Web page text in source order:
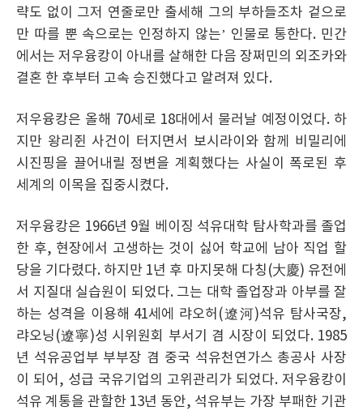
략도 없이 그저 연줄로만 출세해 그의 부하들조차 겉으로
만 따를 뿐 속으로는 인정하지 않는’ 인물로 통한다. 민간
에서는 저우융캉이 아내를 살해한 다음 장쩌민의 외조카와
결혼 한 후부터 고속 승진했다고 알려져 있다.
저우융캉은 올해 70세로 18대에서 물러날 예정이었다. 하
지만 왕리쥔 사건이 터지면서 보시라이와 함께 비밀리에
시진핑을 끌어내릴 정변을 계획했다는 사실이 폭로된 후
세계의 이목을 집중시켰다.
저우융캉은 1966년 9월 베이징 석유대학 탐사학과를 졸업
한 후, 현장에서 고생하는 것이 싫어 학교에 남아 직업 할
당을 기다렸다. 하지만 1년 후 마지못해 다칭(大慶) 유전에
서 지질대 실습원이 되었다. 그는 대학 졸업장과 아부를 잘
하는 성격을 이용해 41세에 랴오허(遼河)석유 탐사국장,
랴오닝(遼寧)성 시위원회 부서기 겸 시장이 되었다. 1985
년 석유공업부 부부장 겸 중국 석유천연가스 총공사 사장
이 되어, 성급 국유기업의 고위관리가 되었다. 저우융캉이
석유 계통을 관할한 13년 동안, 석유부는 가장 부패한 기관